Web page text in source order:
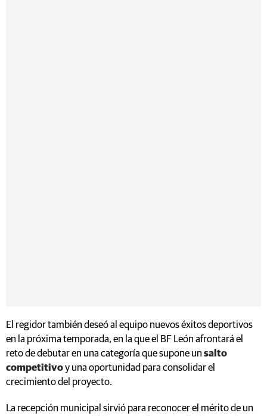
El regidor también deseó al equipo nuevos éxitos deportivos
en la próxima temporada, en la que el BF León afrontará el
reto de debutar en una categoría que supone un salto
competitivoy una oportunidad para consolidar el
crecimiento del proyecto.
La recepción municipal sirvió para reconocer el mérito de un